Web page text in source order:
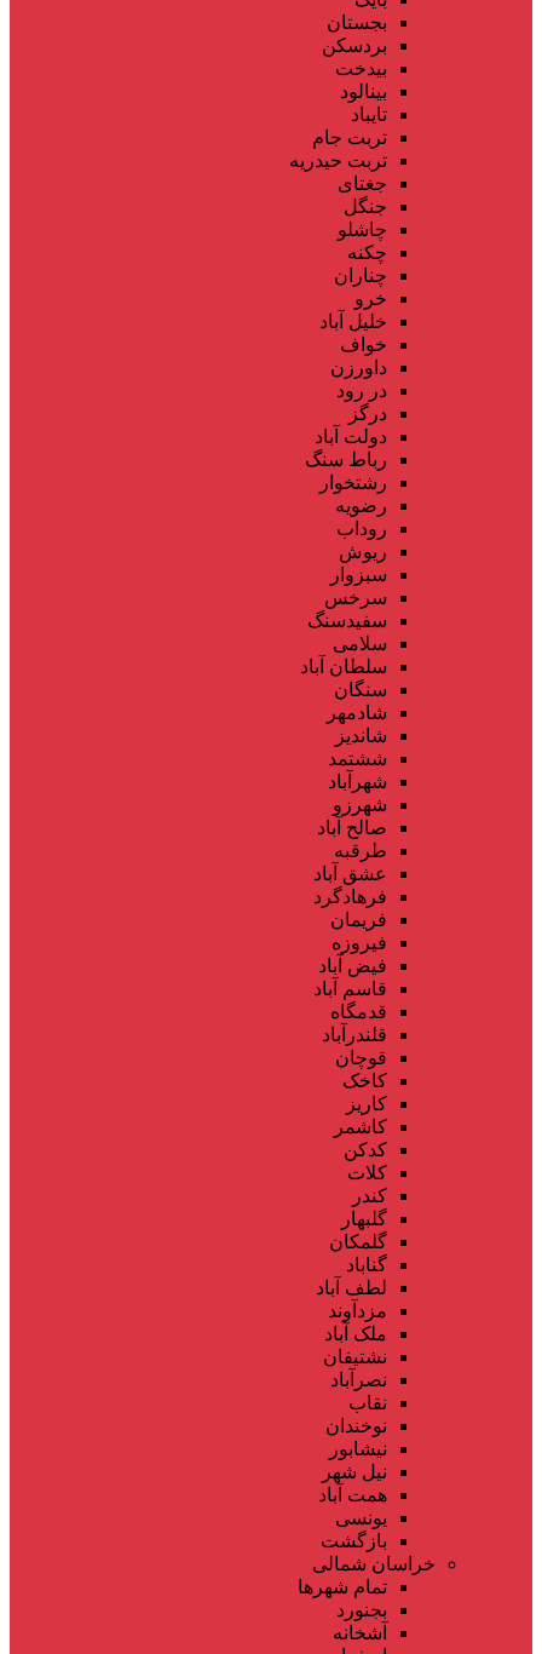
بجستان
بردسکن
بیدخت
بینالود
تایباد
تربت جام
تربت حیدریه
جغتای
جنگل
چاشلو
چکنه
چناران
خرو
خلیل آباد
خواف
داورزن
در رود
درگز
دولت آباد
رباط سنگ
رشتخوار
رضویه
روداب
ریوش
سبزوار
سرخس
سفیدسنگ
سلامی
سلطان آباد
سنگان
شادمهر
شاندیز
ششتمد
شهرآباد
شهرزو
صالح آباد
طرقبه
عشق آباد
فرهادگرد
فریمان
فیروزه
فیض آباد
قاسم آباد
قدمگاه
قلندرآباد
قوچان
کاخک
کاریز
کاشمر
کدکن
کلات
کندر
گلبهار
گلمکان
گناباد
لطف آباد
مزدآوند
ملک آباد
نشتیفان
نصرآباد
نقاب
نوخندان
نیشابور
نیل شهر
همت آباد
یونسی
بازگشت
خراسان شمالی
تمام شهر‌ها
بجنورد
آشخانه